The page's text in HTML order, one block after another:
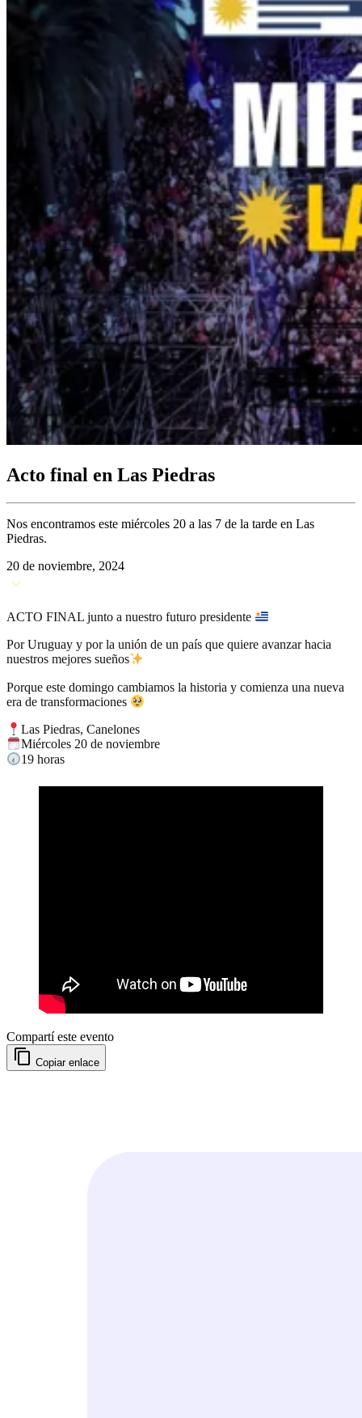
Acto final en Las Piedras
Nos encontramos este miércoles 20 a las 7 de la tarde en Las
Piedras.
20 de noviembre, 2024
ACTO FINAL junto a nuestro futuro presidente
Por Uruguay y por la unión de un país que quiere avanzar hacia
nuestros mejores sueños
Porque este domingo cambiamos la historia y comienza una nueva
era de transformaciones
Las Piedras, Canelones
Miércoles 20 de noviembre
19 horas
Compartí este evento
Copiar enlace